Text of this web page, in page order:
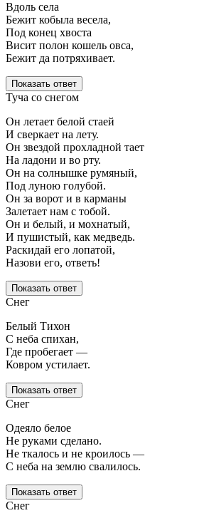
Вдоль села
Бежит кобыла весела,
Под конец хвоста
Висит полон кошель овса,
Бежит да потряхивает.
Показать ответ
Туча со снегом
Он летает белой стаей
И сверкает на лету.
Он звездой прохладной тает
На ладони и во рту.
Он на солнышке румяный,
Под луною голубой.
Он за ворот и в карманы
Залетает нам с тобой.
Он и белый, и мохнатый,
И пушистый, как медведь.
Раскидай его лопатой,
Назови его, ответь!
Показать ответ
Снег
Белый Тихон
С неба спихан,
Где пробегает —
Ковром устилает.
Показать ответ
Снег
Одеяло белое
Не руками сделано.
Не ткалось и не кроилось —
С неба на землю свалилось.
Показать ответ
Снег